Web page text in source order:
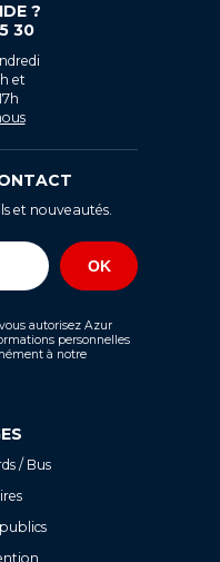
?
30
et
et nouveautés.
autorisez Azur
personnelles
à notre
/ Bus